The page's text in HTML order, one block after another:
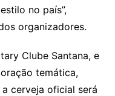
no país”,
organizadores.
Clube Santana, e
temática,
cerveja oficial será